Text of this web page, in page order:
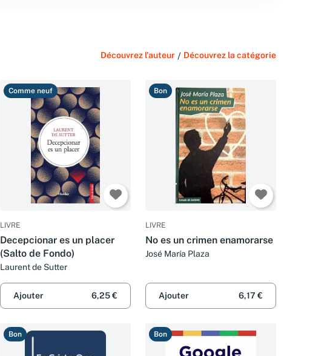
Découvrez l'auteur / Découvrez la catégorie
Comme neuf
LIVRE
Decepcionar es un placer
(Salto de Fondo)
Laurent de Sutter
Ajouter 6,25 €
Bon
LIVRE
No es un crimen enamorarse
José María Plaza
Ajouter 6,17 €
Bon Bon